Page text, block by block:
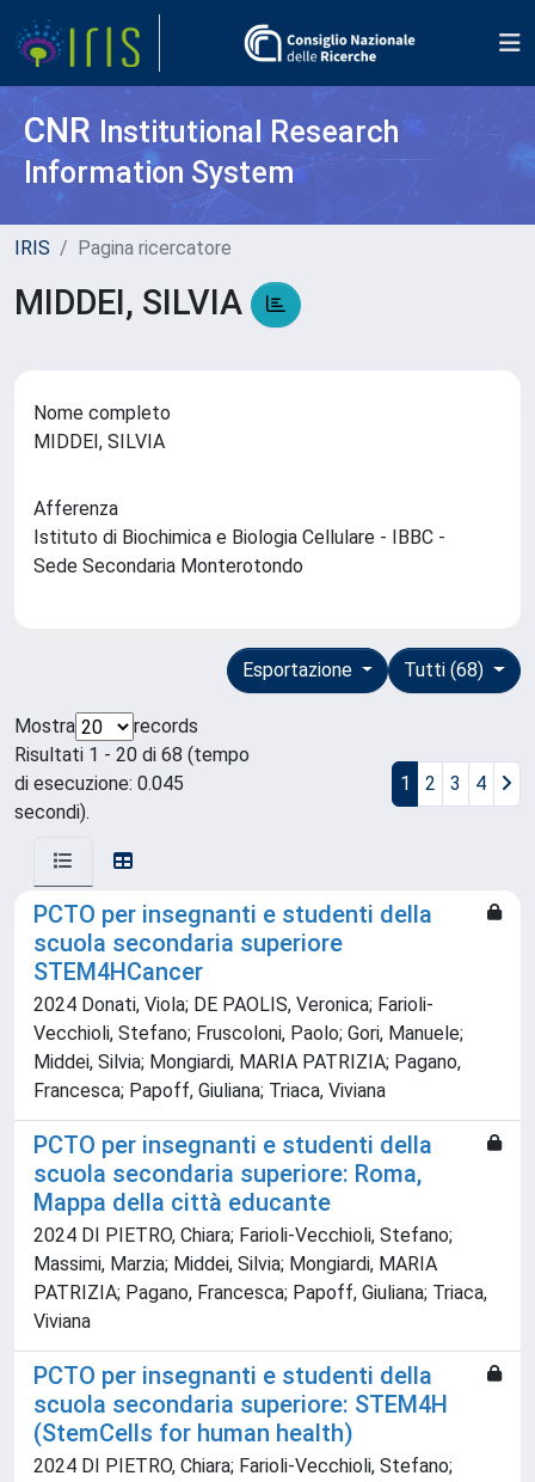
CNR Institutional Research
Information System
IRIS Pagina ricercatore
MIDDEI, SILVIA
Nome completo
MIDDEI, SILVIA
Afferenza
Istituto di Biochimica e Biologia Cellulare - IBBC -
Sede Secondaria Monterotondo
Tutti (68)
Esportazione
Mostra
records
Risultati 1 - 20 di 68 (tempo
di esecuzione: 0.045
secondi).
1 2 3 4
PCTO per insegnanti e studenti della
scuola secondaria superiore
STEM4HCancer
2024 Donati, Viola; DE PAOLIS, Veronica; Farioli-
Vecchioli, Stefano; Fruscoloni, Paolo; Gori, Manuele;
Middei, Silvia; Mongiardi, MARIA PATRIZIA; Pagano,
Francesca; Papoff, Giuliana; Triaca, Viviana
PCTO per insegnanti e studenti della
scuola secondaria superiore: Roma,
Mappa della città educante
2024 DI PIETRO, Chiara; Farioli-Vecchioli, Stefano;
Massimi, Marzia; Middei, Silvia; Mongiardi, MARIA
PATRIZIA; Pagano, Francesca; Papoff, Giuliana; Triaca,
Viviana
PCTO per insegnanti e studenti della
scuola secondaria superiore: STEM4H
(StemCells for human health)
2024 DI PIETRO, Chiara; Farioli-Vecchioli, Stefano;